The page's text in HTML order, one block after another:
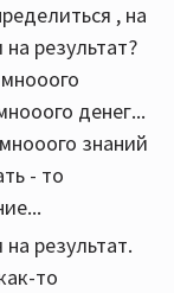
, на
результат?
денег...
знаний
- то
результат.
то